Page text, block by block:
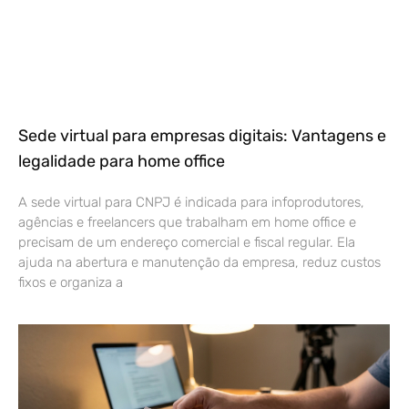
Sede virtual para empresas digitais: Vantagens e
legalidade para home office
A sede virtual para CNPJ é indicada para infoprodutores,
agências e freelancers que trabalham em home office e
precisam de um endereço comercial e fiscal regular. Ela
ajuda na abertura e manutenção da empresa, reduz custos
fixos e organiza a